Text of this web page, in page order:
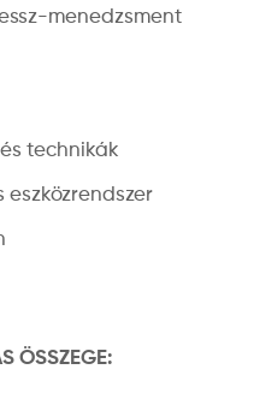
menedzsment
technikák
eszközrendszer
ÖSSZEGE: